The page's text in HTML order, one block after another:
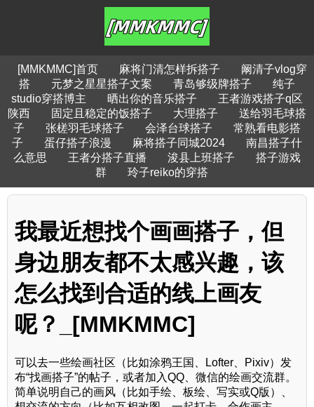
[MMKMMC]首页 麻将门清怎样拆搭子
阚清子vlog穿
搭
元梦之星星搭子文案 青岛够级牌搭子
纯子
studio穿搭博主
晒出你的音乐搭子
王者游戏搭子q区
陕西
固定且稳定的饭搭子 大理搭子
送给羽毛球搭
子
张槎羽毛球搭子 会泽台球搭子
常熟看电影搭
子
蛋仔搭子浪漫 麻将搭子同城2024
南昌搭子什
么意思
王者分搭子直播 浚县上班搭子
搭子游戏
群
玲子reiko的穿搭
我最近想找个画画搭子，但
身边朋友都不太感兴趣，该
怎么找到合适的线上画友
呢？_[MMKMMC]
可以去一些绘画社区（比如涂鸦王国、Lofter、Pixiv）发
布“找画搭子”的帖子，或者加入QQ、微信的绘画交流群。
简单说明自己的画风（比如手绘、板绘、写实或Q版）、